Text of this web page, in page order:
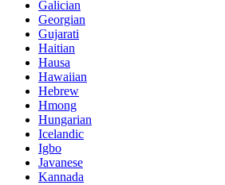
Galician
Georgian
Gujarati
Haitian
Hausa
Hawaiian
Hebrew
Hmong
Hungarian
Icelandic
Igbo
Javanese
Kannada